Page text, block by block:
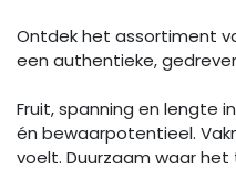
Ontdek het assortiment
een authentieke,
Fruit, spanning en lengte
én bewaarpotentieel.
voelt. Duurzaam waar het